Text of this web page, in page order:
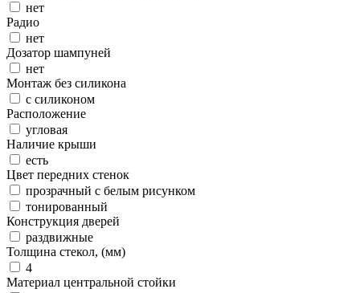
нет
Радио
нет
Дозатор шампуней
нет
Монтаж без силикона
с силиконом
Расположение
угловая
Наличие крыши
есть
Цвет передних стенок
прозрачный с белым рисунком
тонированный
Конструкция дверей
раздвижные
Толщина стекол, (мм)
4
Материал центральной стойки